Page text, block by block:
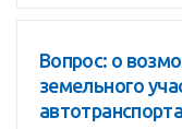
Вопрос: о
земельного
автотранспорта